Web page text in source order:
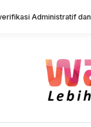
Administratif